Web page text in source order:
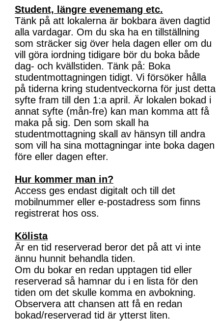
Student, längre evenemang etc.
Tänk på att lokalerna är bokbara även dagtid
alla vardagar. Om du ska ha en tillställning
som sträcker sig över hela dagen eller om du
vill göra iordning tidigare bör du boka både
dag- och kvällstiden. Tänk på: Boka
studentmottagningen tidigt. Vi försöker hålla
på tiderna kring studentveckorna för just detta
syfte fram till den 1:a april. Är lokalen bokad i
annat syfte (mån-fre) kan man komma att få
maka på sig. Den som skall ha
studentmottagning skall av hänsyn till andra
som vill ha sina mottagningar inte boka dagen
före eller dagen efter.
Hur kommer man in?
Access ges endast digitalt och till det
mobilnummer eller e-postadress som finns
registrerat hos oss.
Kölista
Är en tid reserverad beror det på att vi inte
ännu hunnit behandla tiden.
Om du bokar en redan upptagen tid eller
reserverad så hamnar du i en lista för den
tiden om det skulle komma en avbokning.
Observera att chansen att få en redan
bokad/reserverad tid är ytterst liten.